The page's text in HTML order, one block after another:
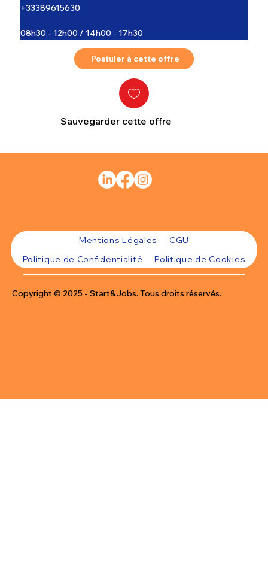
+33389615630
08h30 - 12h00 / 14h00 - 17h30
Postuler à cette offre
Sauvegarder cette offre
Copyright © 2025 - Start&Jobs. Tous droits réservés.
Mentions Légales
CGU
Politique de Confidentialité
Politique de Cookies